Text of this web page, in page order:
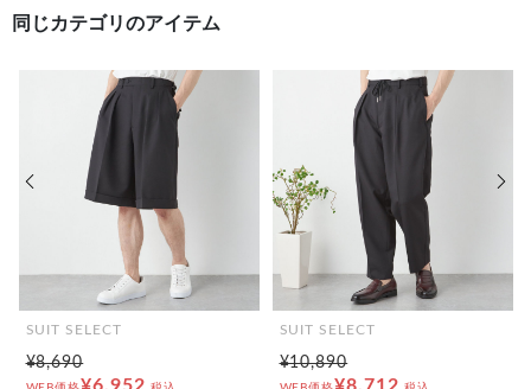
同じカテゴリのアイテム
SUIT SELECT
¥8,690
SUIT SELECT
¥10,890
前の画像